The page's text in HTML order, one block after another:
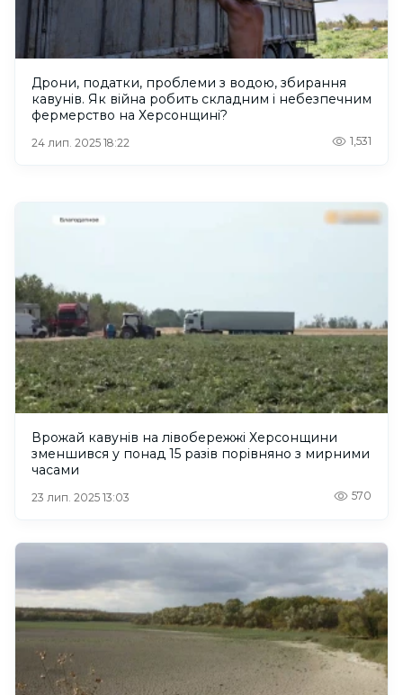
Дрони, податки, проблеми з водою, збирання
кавунів. Як війна робить складним і небезпечним
фермерство на Херсонщині?
24 лип. 2025 18:22 1,531
Врожай кавунів на лівобережжі Херсонщини
зменшився у понад 15 разів порівняно з мирними
часами
23 лип. 2025 13:03 570